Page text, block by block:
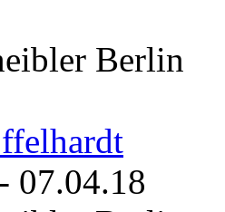
Berlin
- 07.04.18